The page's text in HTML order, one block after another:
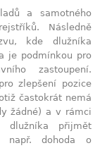
a samotného
Následně
kde dlužníka
je podmínkou pro
zastoupení.
zlepšení pozice
častokrát nemá
žádné) a v rámci
dlužníka přijmět
např. dohoda o